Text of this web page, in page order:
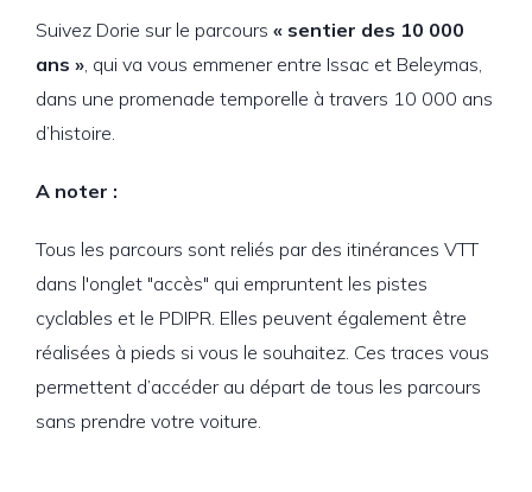
Suivez Dorie sur le parcours « sentier des 10 000
ans », qui va vous emmener entre Issac et Beleymas,
dans une promenade temporelle à travers 10 000 ans
d’histoire.
A noter :
Tous les parcours sont reliés par des itinérances VTT
dans l'onglet "accès" qui empruntent les pistes
cyclables et le PDIPR. Elles peuvent également être
réalisées à pieds si vous le souhaitez. Ces traces vous
permettent d’accéder au départ de tous les parcours
sans prendre votre voiture.